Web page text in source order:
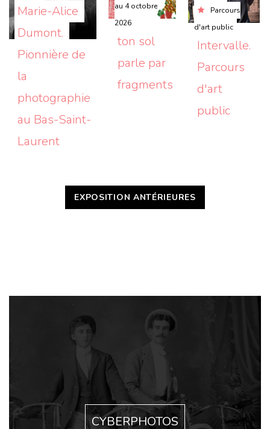
Marie-Alice
Dumont.
Pionnière de
la
photographie
au Bas-Saint-
Laurent
au 4 octobre
2026
ton sol
parle par
fragments
Parcours
d'art public
Intervalle.
Parcours
d'art
public
EXPOSITION ANTÉRIEURES
CYBERPHOTOS